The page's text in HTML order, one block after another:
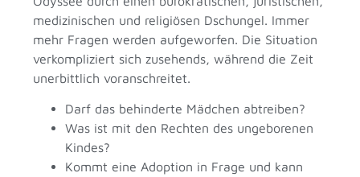
medizinischen und religiösen Dschungel. Immer
mehr Fragen werden aufgeworfen. Die Situation
verkompliziert sich zusehends, während die Zeit
unerbittlich voranschreitet.
Darf das behinderte Mädchen abtreiben?
Was ist mit den Rechten des ungeborenen
Kindes?
Kommt eine Adoption in Frage und kann